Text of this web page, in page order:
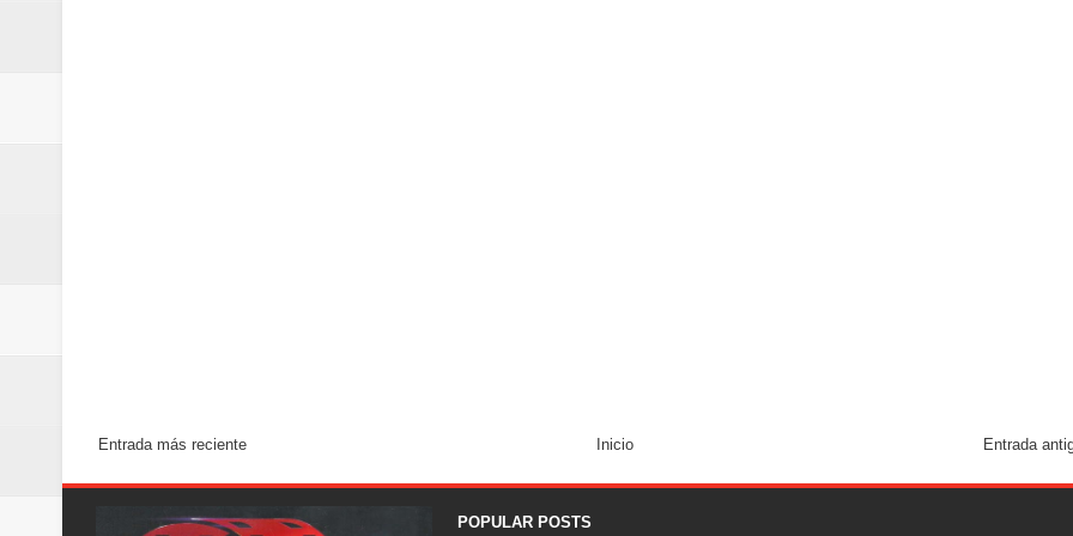
Entrada más reciente Entrada
Inicio
POPULAR POSTS